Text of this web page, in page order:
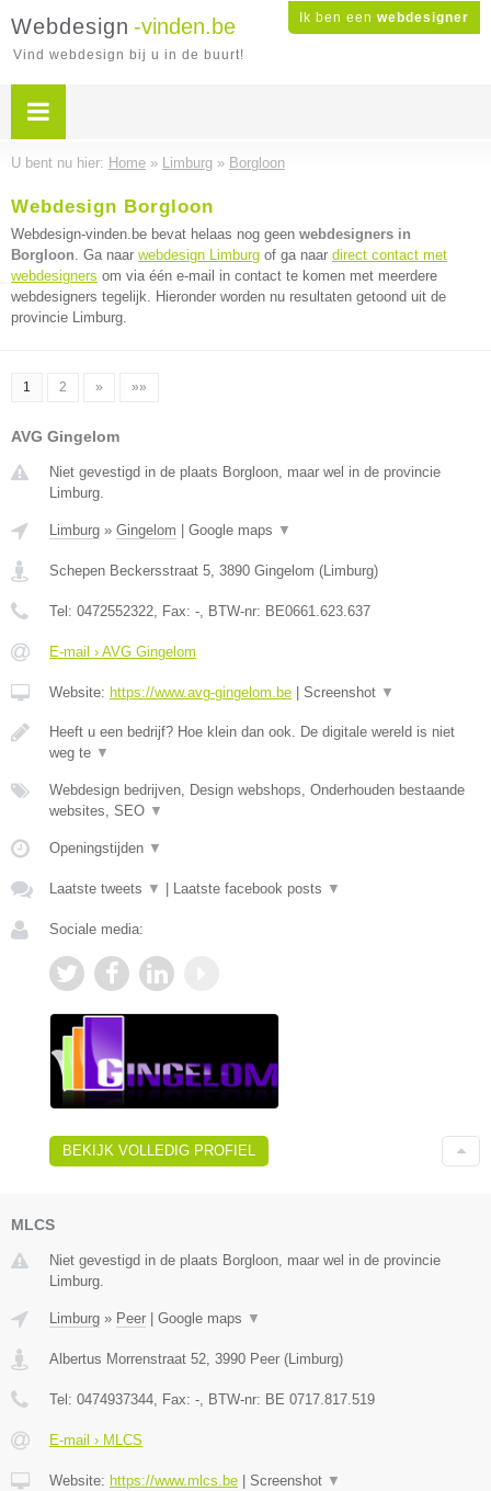
Ik ben een webdesigner
Webdesign -vinden.be
Vind webdesign bij u in de buurt!
U bent nu hier: Home » Limburg » Borgloon
Webdesign Borgloon
Webdesign-vinden.be bevat helaas nog geen webdesigners in
Borgloon. Ga naar webdesign Limburg of ga naar direct contact met
webdesigners om via één e-mail in contact te komen met meerdere
webdesigners tegelijk. Hieronder worden nu resultaten getoond uit de
provincie Limburg.
1 2 » »»
AVG Gingelom
Niet gevestigd in de plaats Borgloon, maar wel in de provincie
Limburg.
Limburg » Gingelom Google maps ▼
Schepen Beckersstraat 5, 3890 Gingelom (Limburg)
Tel: 0472552322, Fax: -, BTW-nr: BE0661.623.637
E-mail › AVG Gingelom
Website: https://www.avg-gingelom.be Screenshot ▼
Heeft u een bedrijf? Hoe klein dan ook. De digitale wereld is niet
weg te ▼
Webdesign bedrijven, Design webshops, Onderhouden bestaande
websites, SEO ▼
Openingstijden ▼
Laatste tweets ▼ Laatste facebook posts ▼
Sociale media:
BEKIJK VOLLEDIG PROFIEL
MLCS
Niet gevestigd in de plaats Borgloon, maar wel in de provincie
Limburg.
Limburg » Peer Google maps ▼
Albertus Morrenstraat 52, 3990 Peer (Limburg)
Tel: 0474937344, Fax: -, BTW-nr: BE 0717.817.519
E-mail › MLCS
Website: https://www.mlcs.be Screenshot ▼